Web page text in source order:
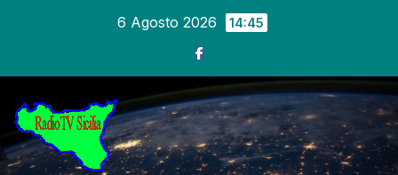
6 Agosto 2026 14:45